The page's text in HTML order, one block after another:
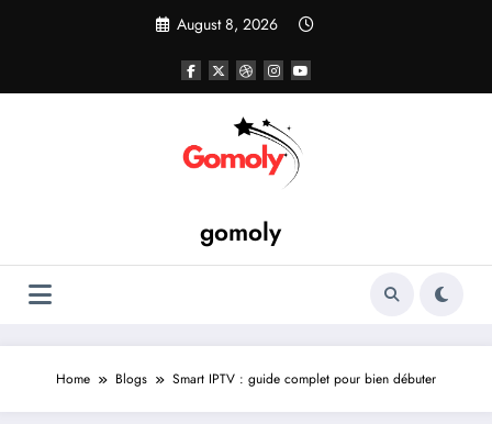
August 8, 2026
gomoly
Home Blogs Smart IPTV : guide complet pour bien débuter